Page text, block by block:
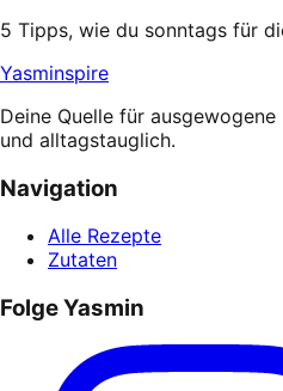
5 Tipps, wie du sonntags für
Yasminspire
Deine Quelle für
und alltagstauglich.
Navigation
Alle Rezepte
Zutaten
Folge Yasmin